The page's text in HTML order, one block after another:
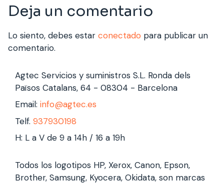
Deja un comentario
Lo siento, debes estar conectado para publicar un
comentario.
Agtec Servicios y suministros S.L. Ronda dels
Països Catalans, 64 - 08304 - Barcelona
Email: info@agtec.es
Telf. 937930198
H: L a V de 9 a 14h / 16 a 19h
Todos los logotipos HP, Xerox, Canon, Epson,
Brother, Samsung, Kyocera, Okidata, son marcas